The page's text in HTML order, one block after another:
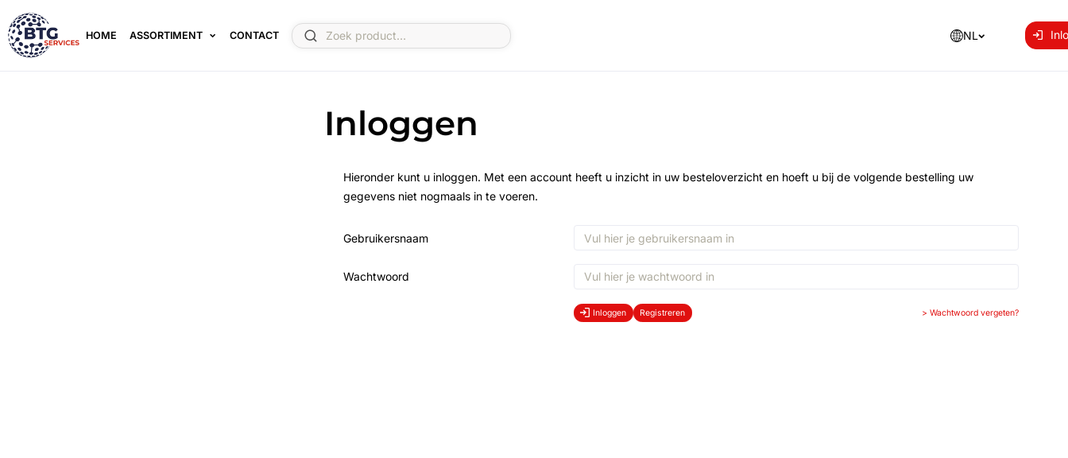
HOME ASSORTIMENT CONTACT NL
Inloggen
Hieronder kunt u inloggen. Met een account heeft u inzicht in uw besteloverzicht en hoeft u bij de volgende bestelling uw
gegevens niet nogmaals in te voeren.
Gebruikersnaam
Wachtwoord
Inloggen Registreren >Wachtwoord vergeten?